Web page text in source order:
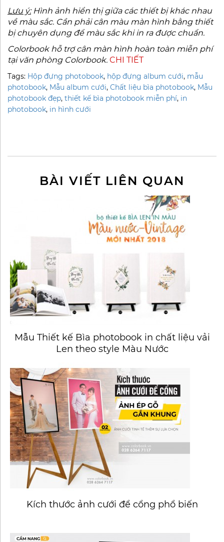
Lưu ý:Hình ảnh hiển thị giữa các thiết bị khác nhau
về màu sắc. Cần phải cân màu màn hình bằng thiết
bị chuyên dụng để màu sắc khi in ra được chuẩn.
Colorbook hỗ trợ cân màn hình hoàn toàn miễn phí
tại văn phòng Colorbook. CHI TIẾT
Tags: Hộp đựng photobook, hộp đựng album cưới, mẫu
photobook, Mẫu album cưới, Chất liệu bìa photobook, Mẫu
photobook đẹp, thiết kế bìa photobook miễn phí, in
photobook, in hình cưới
BÀI VIẾT LIÊN QUAN
Mẫu Thiết kế Bìa photobook in chất liệu vải
Len theo style Màu Nước
Kích thước ảnh cưới để cổng phổ biến